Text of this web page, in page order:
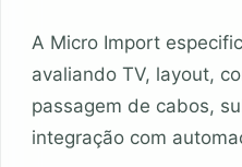
A Micro Import
avaliando TV, layout,
passagem de cabos,
integração com